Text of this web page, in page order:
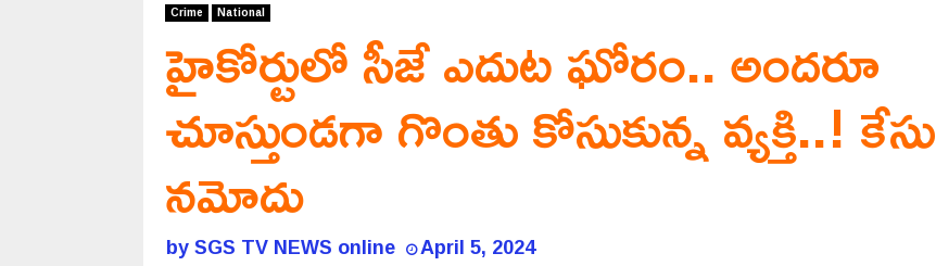
Crime National
హైకోర్టులో సీజే ఎదుట ఘోరం.. అందరూ
చూస్తుండగా గొంతు కోసుకున్న వ్యక్తి..! కేసు
నమోదు
bySGS TV NEWS online April 5, 2024